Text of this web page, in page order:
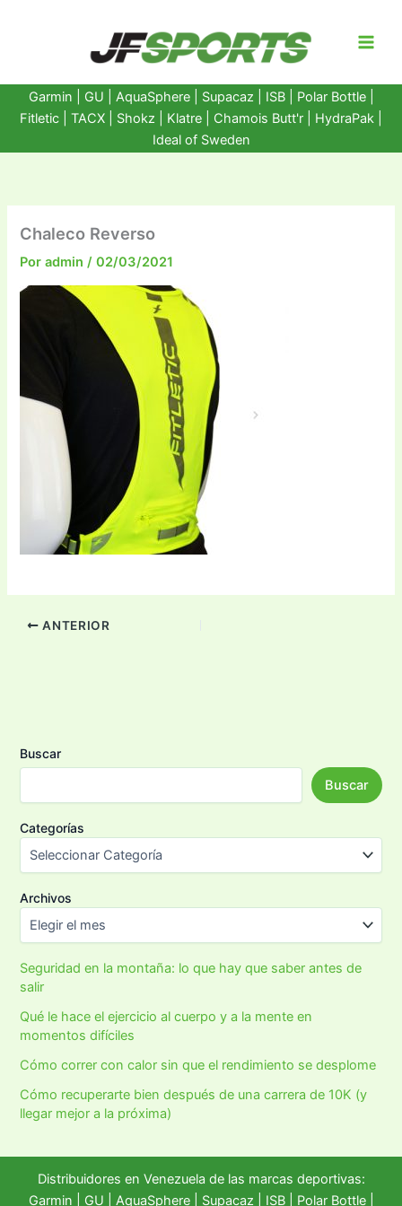
Garmin GU AquaSphere| Supacaz | ISB | Polar Bottle|
Fitletic
TACX Shokz Klatre Chamois Butt'r HydraPak
Ideal of Sweden
Chaleco Reverso
Poradmin/02/03/2021
ANTERIOR
Buscar
Buscar
Categorías
Archivos
Seguridad en la montaña: lo que hay que saber antes de
salir
Qué le hace el ejercicio al cuerpo y a la mente en
momentos difíciles
Cómo correr con calor sin que el rendimiento se desplome
Cómo recuperarte bien después de una carrera de 10K (y
llegar mejor a la próxima)
Distribuidores en Venezuela de las marcas deportivas:
Garmin
GU AquaSphere| Supacaz | ISB | Polar Bottle|